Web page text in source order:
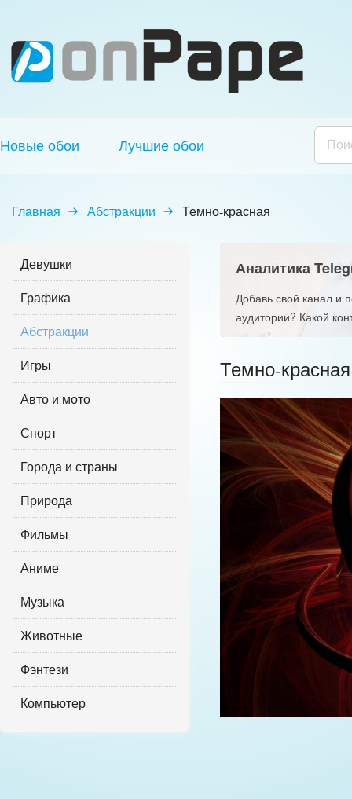
Новые обои Лучшие обои
Главная Абстракции Темно-красная
Девушки
Графика
Абстракции
Игры
Авто и мото
Спорт
Города и страны
Природа
Фильмы
Аниме
Музыка
Животные
Фэнтези
Компьютер
Аналитика
Добавь свой канал и
аудитории? Какой
Темно-красная